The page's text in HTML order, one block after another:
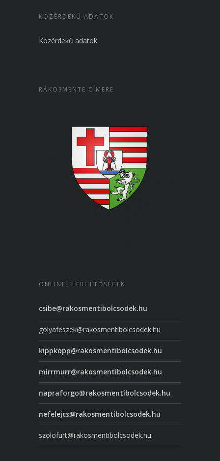
KÖZÉRDEKŰ ADATOK
Közérdekű adatok
RÁKOSMENTE CÍMERE
ONLINE ELÉRHETŐSÉGEK
csibe@rakosmentibolcsodek.hu
golyafeszek@rakosmentibolcsodek.hu
kippkopp@rakosmentibolcsodek.hu
mirrmurr@rakosmentibolcsodek.hu
napraforgo@rakosmentibolcsodek.hu
nefelejcs@rakosmentibolcsodek.hu
szolofurt@rakosmentibolcsodek.hu